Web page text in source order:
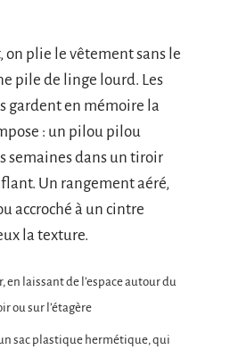
on plie le vêtement sans le
pile de linge lourd. Les
gardent en mémoire la
: un pilou pilou
semaines dans un tiroir
Un rangement aéré,
accroché à un cintre
la texture.
en laissant de l’espace autour du
ou sur l’étagère
sac plastique hermétique, qui